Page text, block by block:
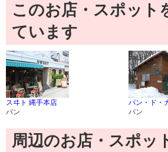
このお店・スポット
ています
スヰト 縄手本店
パン
パン・ド・
パン
周辺のお店・スポッ